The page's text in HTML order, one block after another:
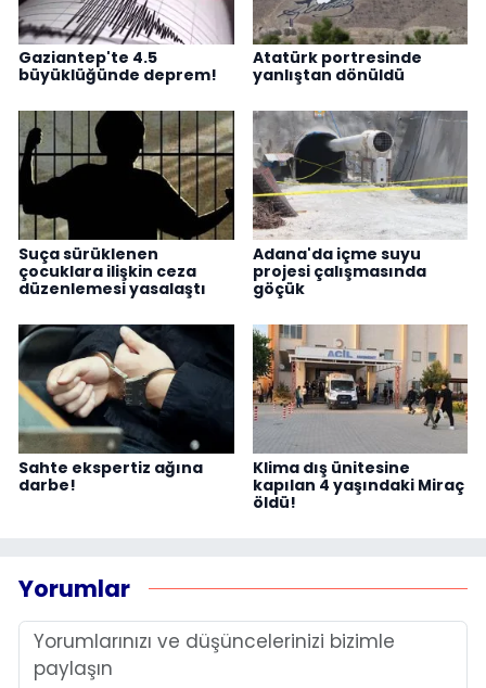
Gaziantep'te 4.5
büyüklüğünde deprem!
Atatürk portresinde
yanlıştan dönüldü
Suça sürüklenen
çocuklara ilişkin ceza
düzenlemesi yasalaştı
Adana'da içme suyu
projesi çalışmasında
göçük
Sahte ekspertiz ağına
darbe!
Klima dış ünitesine
kapılan 4 yaşındaki Miraç
öldü!
Yorumlar